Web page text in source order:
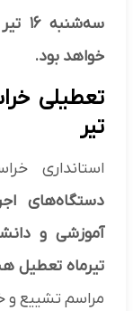
خواهد بود.
تیر
استانداری
دستگاه‌های
تیرماه تعطیل
مراسم تشییع و